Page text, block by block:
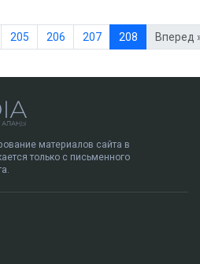
205 206 207 208 Вперед
материалов сайта в
только с письменного